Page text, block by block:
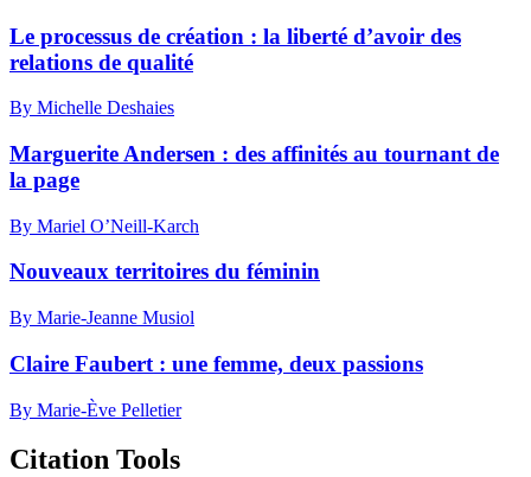
Le processus de création : la liberté d’avoir des
relations de qualité
By Michelle Deshaies
Marguerite Andersen : des affinités au tournant de
la page
By Mariel O’Neill-Karch
Nouveaux territoires du féminin
By Marie-Jeanne Musiol
Claire Faubert : une femme, deux passions
By Marie-Ève Pelletier
Citation Tools